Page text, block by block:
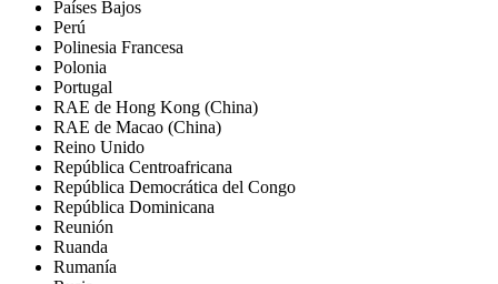
Países Bajos
Perú
Polinesia Francesa
Polonia
Portugal
RAE de Hong Kong (China)
RAE de Macao (China)
Reino Unido
República Centroafricana
República Democrática del Congo
República Dominicana
Reunión
Ruanda
Rumanía